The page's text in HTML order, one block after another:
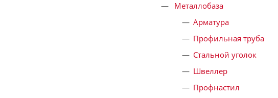
Металлобаза
Арматура
Профильная труба
Стальной уголок
Швеллер
Профнастил